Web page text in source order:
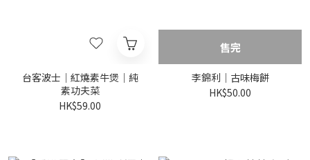
台客波士｜紅燒素牛煲｜純
素功夫菜
HK$59.00
售完
李錦利｜古味梅餅
HK$50.00